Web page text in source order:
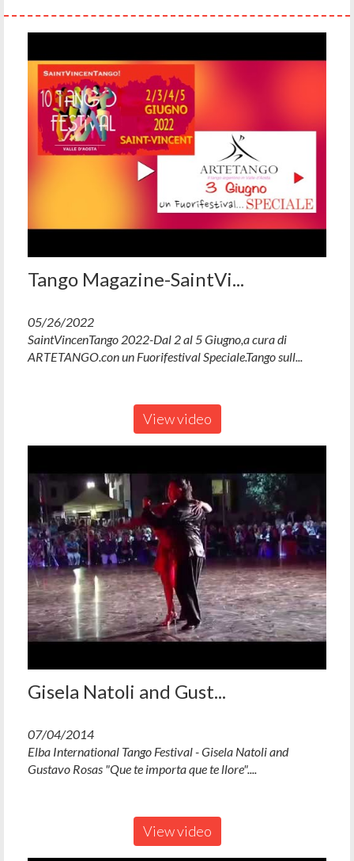
Tango Magazine-SaintVi...
05/26/2022
SaintVincenTango 2022-Dal 2 al 5 Giugno,a cura di
ARTETANGO.con un Fuorifestival Speciale.Tango sull...
View video
Gisela Natoli and Gust...
07/04/2014
Elba International Tango Festival - Gisela Natoli and
Gustavo Rosas "Que te importa que te llore"....
View video